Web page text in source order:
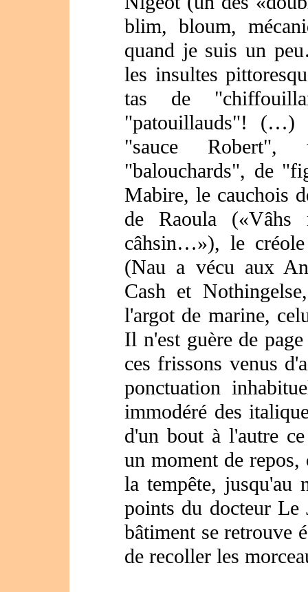
blim, bloum,
quand je suis un
les insultes
tas de
"patouillauds"! (…)
"sauce
"balouchards", de
Mabire, le cauchois
de Raoula («Vâhs
câhsin…»), le
(Nau a vécu aux
Cash et
l'argot de marine,
Il n'est guère de
ces frissons venus
ponctuation
immodéré des
d'un bout à l'autre
un moment de
la tempête, jusqu'au
points du docteur Le
bâtiment se retrouve
de recoller les